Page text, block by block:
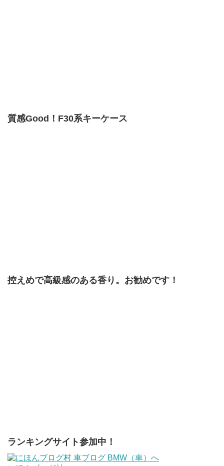
質感Good！F30系キーケース
控えめで高級感のある香り。お勧めです！
ランキングサイト参加中！